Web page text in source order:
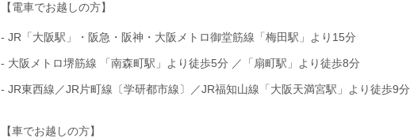
【電車でお越しの方】
- JR「大阪駅」・阪急・阪神・大阪メトロ御堂筋線「梅田駅」より15分
- 大阪メトロ堺筋線 「南森町駅」より徒歩5分 ／「扇町駅」より徒歩8分
- JR東西線／JR片町線〔学研都市線〕／JR福知山線「大阪天満宮駅」より徒歩9分
【車でお越しの方】